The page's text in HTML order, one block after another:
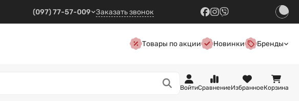
(097) 77-57-009 Заказать звонок
Товары по акции Новинки Бренды
ВойтиСравнениеИзбранноеКорзина